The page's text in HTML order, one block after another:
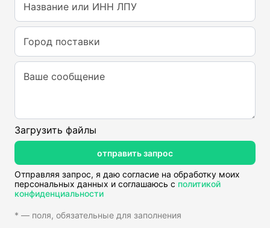
Название или ИНН ЛПУ
Город поставки
Ваше сообщение
Загрузить файлы
отправить запрос
Отправляя запрос, я даю согласие на обработку моих
персональных данных и соглашаюсь с политикой
конфиденциальности
* — поля, обязательные для заполнения